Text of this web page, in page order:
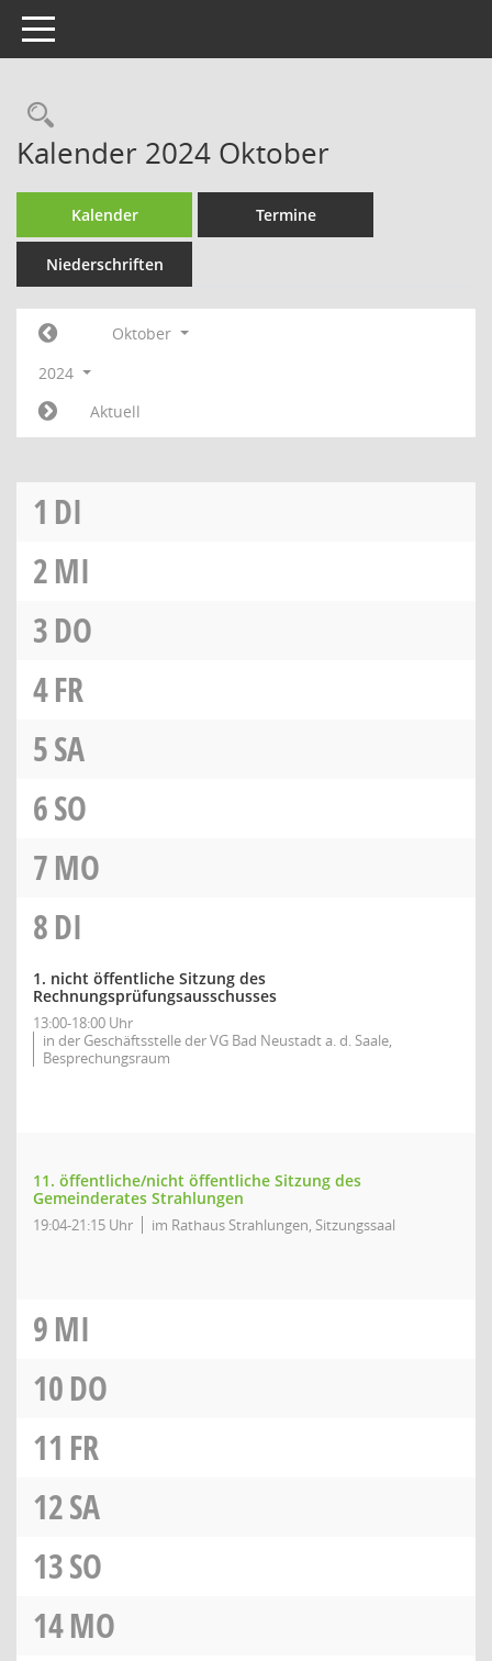
Toggle navigation
Rechercheauswahl
Kalender 2024 Oktober
Kalender Termine
Niederschriften
Oktober
2024
Aktuell
1 DI
2MI
3DO
4FR
5SA
6SO
7MO
8DI
1. nicht öffentliche Sitzung des
Rechnungsprüfungsausschusses
13:00-18:00 Uhr
in der Geschäftsstelle der VG Bad Neustadt a. d. Saale,
Besprechungsraum
11. öffentliche/nicht öffentliche Sitzung des
Gemeinderates Strahlungen
19:04-21:15 Uhr im Rathaus Strahlungen, Sitzungssaal
9MI
10DO
11 FR
12SA
13SO
14MO